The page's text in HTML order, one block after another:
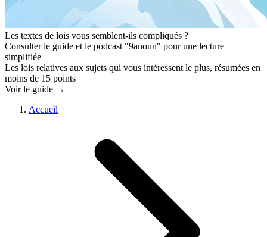
Les textes de lois vous semblent-ils compliqués ?
Consulter le guide et le podcast "9anoun" pour une lecture
simplifiée
Les lois relatives aux sujets qui vous intéressent le plus, résumées en
moins de 15 points
Voir le guide →
Accueil